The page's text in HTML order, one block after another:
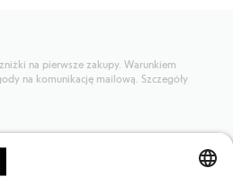
na pierwsze zakupy. Warunkiem
na komunikację mailową. Szczegóły